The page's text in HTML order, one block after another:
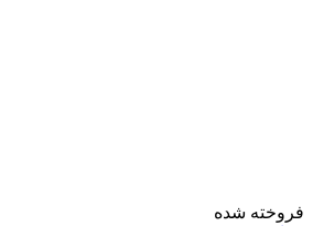
فروخته شده